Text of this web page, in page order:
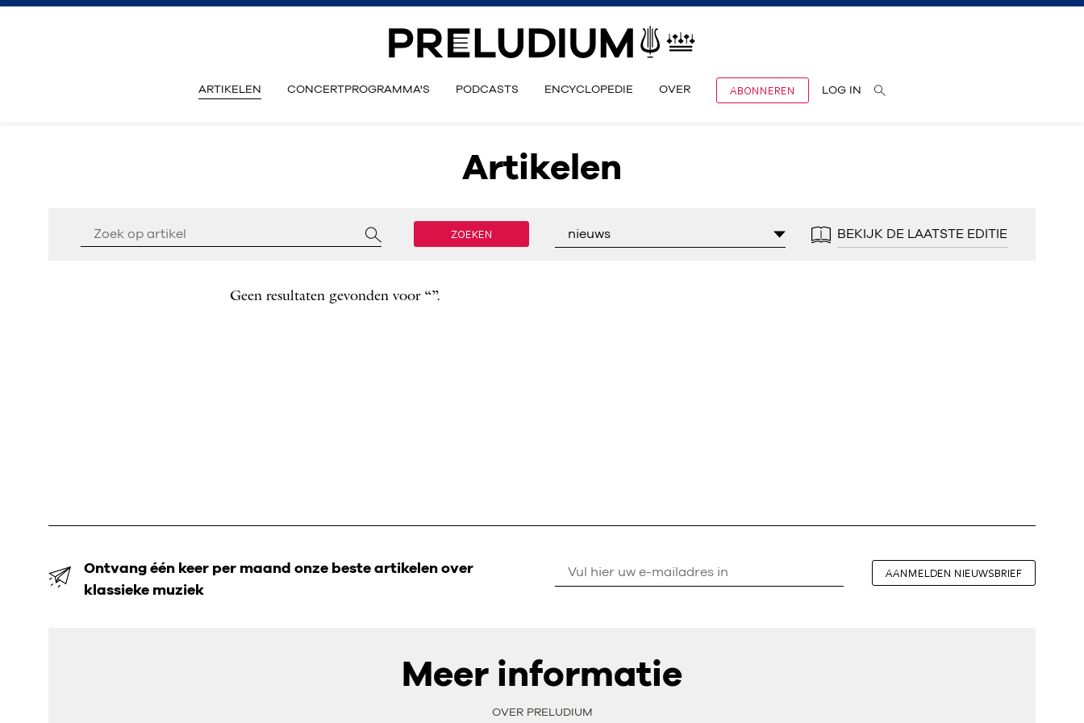
ARTIKELEN CONCERTPROGRAMMA'S PODCASTS ENCYCLOPEDIE OVER ABONNEREN LOG IN
Artikelen
ZOEKEN nieuws BEKIJK DE LAATSTE EDITIE
Geen resultaten gevonden voor “”.
Ontvang één keer per maand onze beste artikelen over
klassieke muziek
AANMELDEN NIEUWSBRIEF
Meer informatie
OVER PRELUDIUM